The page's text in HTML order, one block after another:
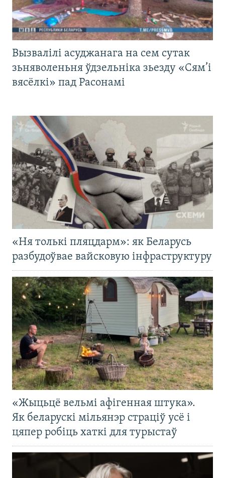
Вызвалілі асуджанага на сем сутак
зьняволеньня ўдзельніка зьезду «Сям’і
вясёлкі» пад Расонамі
«Ня толькі пляцдарм»: як Беларусь
разбудоўвае вайсковую інфраструктуру
«Жыцьцё вельмі афігенная штука».
Як беларускі мільянэр страціў усё і
цяпер робіць хаткі для турыстаў